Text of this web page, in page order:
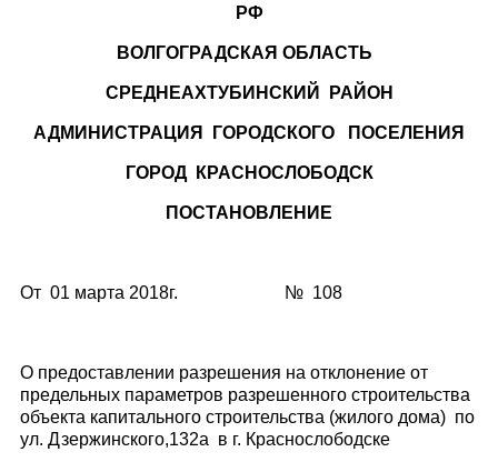
РФ
ВОЛГОГРАДСКАЯ ОБЛАСТЬ
СРЕДНЕАХТУБИНСКИЙ РАЙОН
АДМИНИСТРАЦИЯ ГОРОДСКОГО ПОСЕЛЕНИЯ
ГОРОД КРАСНОСЛОБОДСК
ПОСТАНОВЛЕНИЕ
От 01 марта 2018г. № 108
О предоставлении разрешения на отклонение от
предельных параметров разрешенного строительства
объекта капитального строительства (жилого дома) по
ул. Дзержинского,132а в г. Краснослободске